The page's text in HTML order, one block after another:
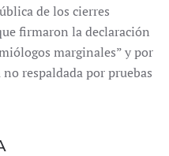
de los cierres
firmaron la declaración
marginales” y por
respaldada por pruebas